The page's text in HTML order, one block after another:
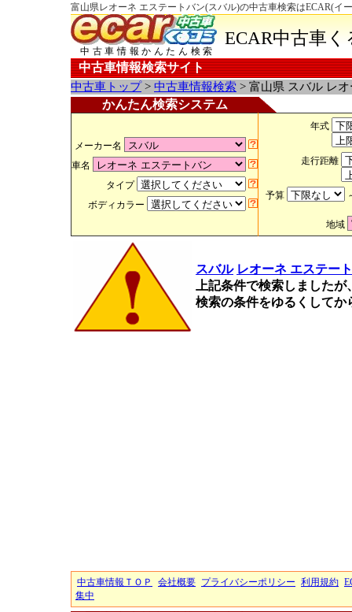
富山県レオーネ エステートバン(スバル)の中古車検索はECAR(イ
中古車情報かんたん検索
ECAR中古車
中古車情報検索サイト
中古車トップ> 中古車情報検索 > 富山県 スバル レ
かんたん検索システム
メーカー名
車名
タイプ
ボディカラー
年式
走行距離
予算
地域
スバル レオーネ エステー
上記条件で検索しました
検索の条件をゆるくして
中古車情報ＴＯＰ 会社概要 プライバシーポリシー 利用規約
集中